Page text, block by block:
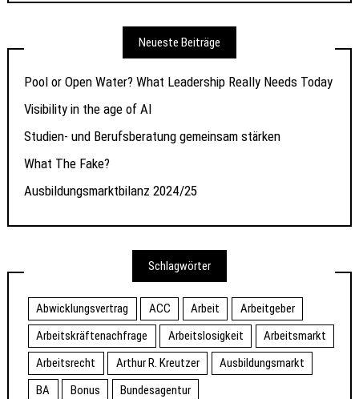
Neueste Beiträge
Pool or Open Water? What Leadership Really Needs Today
Visibility in the age of AI
Studien- und Berufsberatung gemeinsam stärken
What The Fake?
Ausbildungsmarktbilanz 2024/25
Schlagwörter
Abwicklungsvertrag ACC Arbeit
Arbeitgeber
Arbeitskräftenachfrage
Arbeitslosigkeit
Arbeitsmarkt
Arbeitsrecht
Arthur R. Kreutzer
Ausbildungsmarkt
BA
Bonus
Bundesagentur